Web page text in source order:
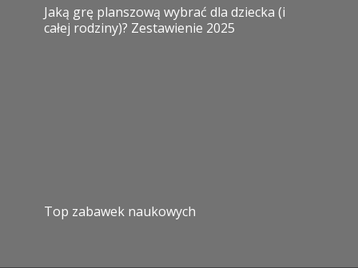
Jaką grę planszową wybrać dla dziecka (i
całej rodziny)? Zestawienie 2025
Top zabawek naukowych